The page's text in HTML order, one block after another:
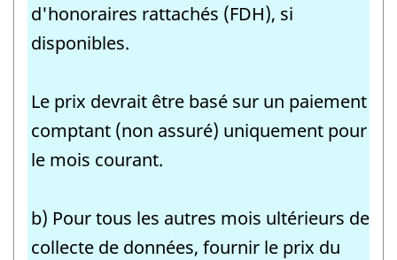
d'honoraires rattachés (FDH), si
disponibles.
Le prix devrait être basé sur un paiement
comptant (non assuré) uniquement pour
le mois courant.
b) Pour tous les autres mois ultérieurs de
collecte de données, fournir le prix du